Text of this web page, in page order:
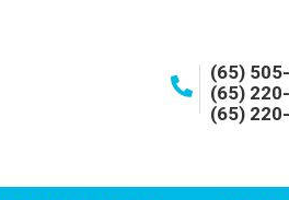
(65)
(65)
(65)